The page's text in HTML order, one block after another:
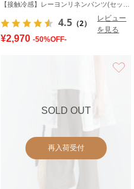
4.5 （2）
レビュー
を見る
¥2,970 -50%OFF-
SOLD OUT
再入荷受付